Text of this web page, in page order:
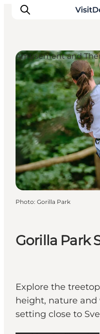
Inspirations
Destinations
Quoi faire
Hébergements
Planifiez votre
Gorilla Park
Explore the
height, nature
setting close to
Amusement and
Photo: Gorilla Park